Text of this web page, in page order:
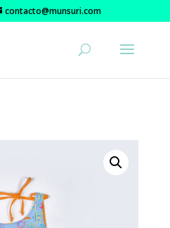
contacto@munsuri.com